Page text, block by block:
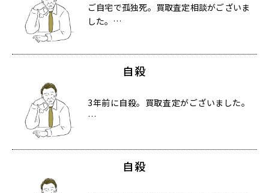
ご自宅で孤独死。買取査定相談がございま
した。…
自殺
3年前に自殺。買取査定がございました。
…
自殺